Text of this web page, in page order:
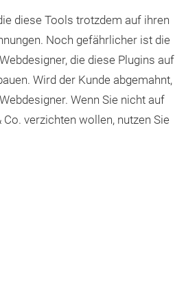
diese Tools trotzdem auf ihren
Noch gefährlicher ist die
die diese Plugins auf
Wird der Kunde abgemahnt,
Wenn Sie nicht auf
verzichten wollen, nutzen Sie